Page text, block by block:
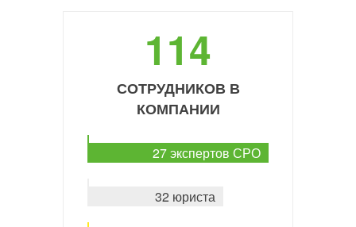
114
СОТРУДНИКОВ В
КОМПАНИИ
27 экспертов СРО
32 юриста